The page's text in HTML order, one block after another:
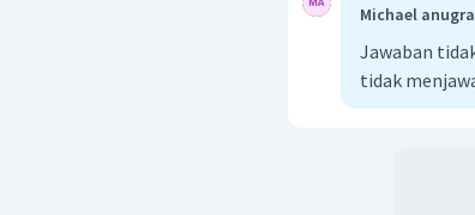
Michael
Jawaban
tidak